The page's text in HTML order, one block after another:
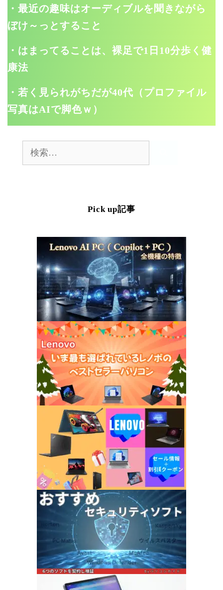
・最近の趣味はオーディブルを聞きながら
ぼけ～っとすること
・はまってることは、裸足で1日10分歩く健
康法
・若く見られがちだが40代（プロファイル
写真はAIで脚色ｗ）
Pick up記事